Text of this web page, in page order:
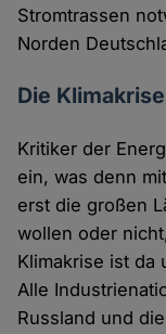
Stromtrassen
Norden
Die
Kritiker der
ein, was denn
erst die großen
wollen oder
Klimakrise ist da
Alle
Russland und